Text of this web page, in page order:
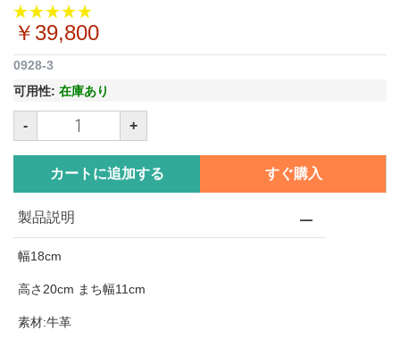
￥39,800
0928-3
可用性: 在庫あり
- +
カートに追加する すぐ購入
製品説明
幅18cm
高さ20cm まち幅11cm
素材:牛革